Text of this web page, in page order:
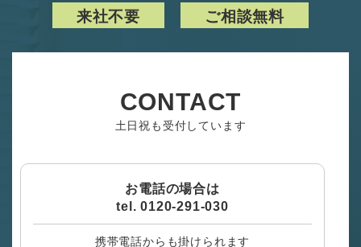
来社不要 ご相談無料
CONTACT
土日祝も受付しています
お電話の場合は
tel. 0120-291-030
携帯電話からも掛けられます